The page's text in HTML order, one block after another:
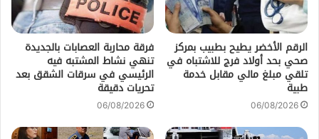
الرقم الأخضر يطيح بطبيب بمركز
صحي بحد أولاد فرج للاشتباه في
تلقي مبلغ مالي مقابل خدمة
طبية
06/08/2026
فرقة محاربة العصابات بالجديدة
تنهي نشاط المشتبه فيه
الرئيسي في سرقات الشقق بعد
تحريات دقيقة
06/08/2026